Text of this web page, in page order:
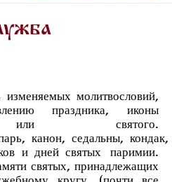
изменяемых молитвословий,
праздника, иконы
или святого.
, канон, седальны, кондак
и дней святыхпаримии.
святых, принадлежащих